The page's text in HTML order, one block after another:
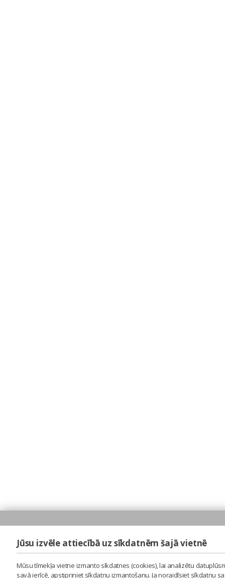
Jūsu izvēle attiecībā uz sīkdatnēm šajā vietnē
Mūsu tīmekļa vietne izmanto sīkdatnes (cookies), lai analizētu
savā ierīcē, apstipriniet sīkdatņu izmantošanu. Ja noraidīsiet sīkdatņu